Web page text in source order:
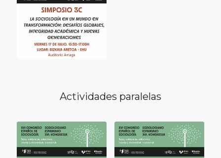
Actividades paralelas